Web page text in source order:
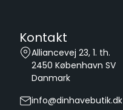
Kontakt
Alliancevej 23, 1. th.
2450 København SV
Danmark
info@dinhavebutik.dk